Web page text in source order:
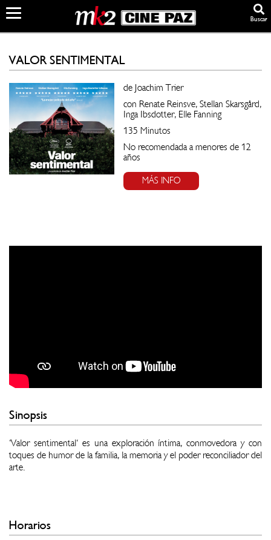
Buscar
VALOR SENTIMENTAL
de Joachim Trier
con Renate Reinsve, Stellan Skarsgård,
Inga Ibsdotter, Elle Fanning
135 Minutos
No recomendada a menores de 12
años
MÁS INFO
Sinopsis
'Valor sentimental' es una exploración íntima, conmovedora y con
toques de humor de la familia, la memoria y el poder reconciliador del
arte.
Horarios